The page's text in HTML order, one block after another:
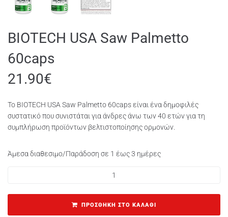
BIOTECH USA Saw Palmetto
60caps
21.90€
Το BIOTECH USA Saw Palmetto 60caps είναι ένα δημοφιλές
συστατικό που συνιστάται για άνδρες άνω των 40 ετών για τη
συμπλήρωση προϊόντων βελτιστοποίησης ορμονών.
Άμεσα διαθεσιμο/Παράδοση σε 1 έως 3 ημέρες
ΠΡΟΣΘΉΚΗ ΣΤΟ ΚΑΛΆΘΙ